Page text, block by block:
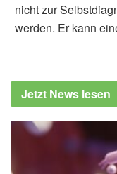
nicht zur
werden. Er kann
Jetzt News lesen